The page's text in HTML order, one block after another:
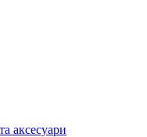
аксесуари